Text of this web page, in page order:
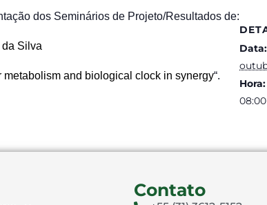
dos Seminários de Projeto/Resultados de:
Silva
metabolism and biological clock in synergy“.
Data:
Hora:
Contato